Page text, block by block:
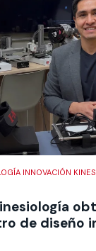
INNOVACIÓN
de diseño